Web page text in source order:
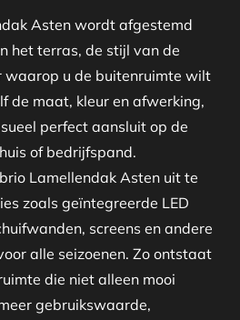
Asten wordt afgestemd
het terras, de stijl van de
waarop u de buitenruimte wilt
de maat, kleur en afwerking,
perfect aansluit op de
of bedrijfspand.
Lamellendak Asten uit te
zoals geïntegreerde LED
screens en andere
alle seizoenen. Zo ontstaat
die niet alleen mooi
gebruikswaarde,